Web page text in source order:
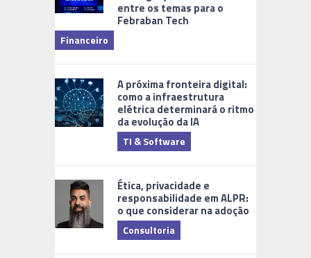
entre os temas para o
Febraban Tech
Financeiro
A próxima fronteira digital:
como a infraestrutura
elétrica determinará o ritmo
da evolução da IA
TI & Software
Ética, privacidade e
responsabilidade em ALPR:
o que considerar na adoção
Consultoria